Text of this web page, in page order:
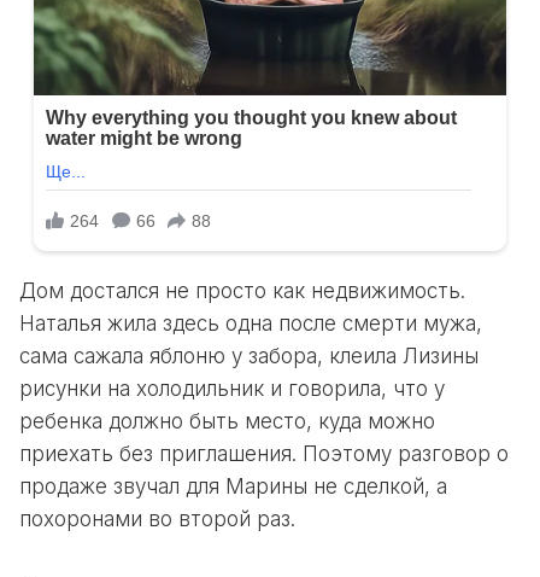
Дом достался не просто как недвижимость.
Наталья жила здесь одна после смерти мужа,
сама сажала яблоню у забора, клеила Лизины
рисунки на холодильник и говорила, что у
ребенка должно быть место, куда можно
приехать без приглашения. Поэтому разговор о
продаже звучал для Марины не сделкой, а
похоронами во второй раз.